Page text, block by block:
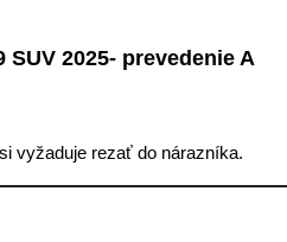
SUV 2025- prevedenie A
vyžaduje rezať do nárazníka.